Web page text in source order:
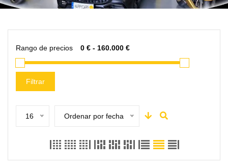
Rango de precios
Filtrar
16 Ordenar por fecha